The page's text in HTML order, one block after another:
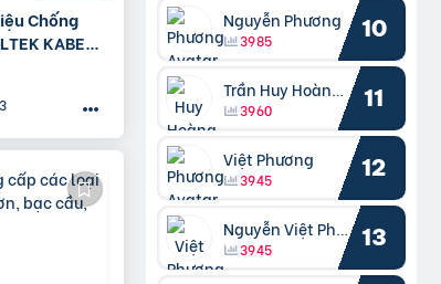
Chống
KABEL |
Nguyễn Phương
3985 10
Trần Huy Hoàng Bắc
3960 11
Việt Phương
3945 12
Nguyễn Việt Phương
3945 13